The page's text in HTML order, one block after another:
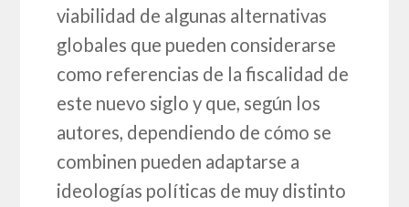
viabilidad de algunas alternativas
globales que pueden considerarse
como referencias de la fiscalidad de
este nuevo siglo y que, según los
autores, dependiendo de cómo se
combinen pueden adaptarse a
ideologías políticas de muy distinto